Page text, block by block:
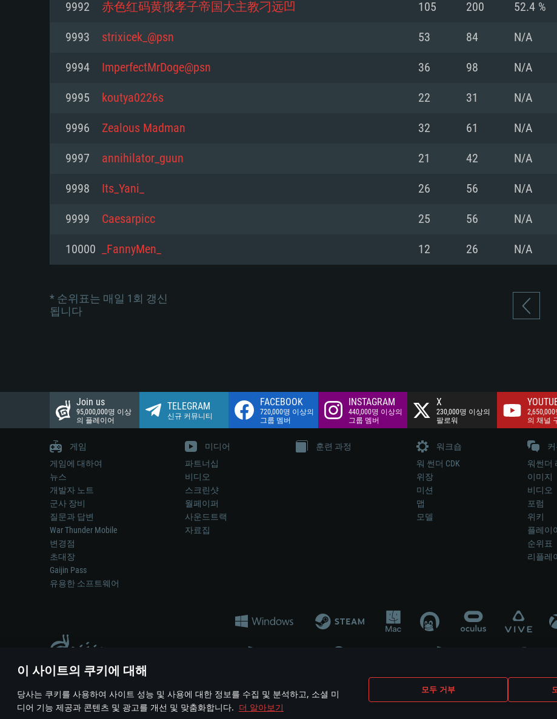
이 사이트의 쿠키에 대해
당사는 쿠키를 사용하여 사이트 성능 및 사용에 대한 정보를 수집 및 분석하고, 소셜 미
디어 기능 제공과 콘텐츠 및 광고를 개선 및 맞춤화합니다. 더 알아보기
모두 거부
프로세서: 2.2 GHz 듀얼코어 이상
메모리: 4GB
그래픽 카드: DirectX 11 이상을 지원하는 AMD
해상도: 720p
네트워크: 브로드밴드 인터넷
여유 저장 공간: 22.1 GB (최소 클라이언트)
프로세서: Intel
메모리: 16 GB 이상
그래픽 카드:
프로세서: 최소 2.2 GHz의 Core i5 (Intel Xeon 은 지
원하지 않습니다)
(Mac), 혹은 이와 비슷한 성능을 가지는 Mac 버전
의 AMD/Nvidia. 최소 해상도: 720p
네트워크: 브로드밴드 인터넷
여유 저장 공간: 22.1 GB (최소 클라이언트)
프로세서: Core i7
상
네트워크: 브로드밴
여유 저장 공간:
프로세서: 2.4 GHz 듀얼코어
메모리: 4 GB
그래픽 카드: Vulkan 을 지원하고, 최신 그래픽 드라
와 동급의 성능을 가지며 최신 그래픽 드라이버를
지원하는 AMD (6개월 미만; 최소사양 지원 해상도
프로세서: Intel Core
메모리: 16 GB
그래픽 카드:
와 동급의 성능을
지원하는 AMD RX
9992 赤色红码黄俄孝子帝国大主教刁远凹 105 200 52.4 %
9993 strixicek_@psn 53 84 N/A
9994 ImperfectMrDoge@psn 36 98 N/A
9995 koutya0226s 22 31 N/A
9996 Zealous Madman 32 61 N/A
9997 annihilator_guun 21 42 N/A
9998 Its_Yani_ 26 56 N/A
9999 Caesarpicc 25 56 N/A
10000 _FannyMen_ 12 26 N/A
* 순위표는 매일 1회 갱신
됩니다
Join us
95,000,000명 이상
의 플레이어
TELEGRAM
신규 커뮤니티
FACEBOOK
720,000명 이상의
그룹 멤버
INSTAGRAM
440,000명 이상의
그룹 멤버
X
230,000명 이상의
팔로워
의 채널
게임
게임에 대하여
뉴스
개발자 노트
군사 장비
질문과 답변
War Thunder Mobile
변경점
초대장
Gaijin Pass
유용한 소프트웨어
미디어
파트너십
비디오
스크린샷
월페이퍼
사운드트랙
자료집
훈련 과정
워크숍
워 썬더 CDK
위장
미션
맵
모델
워썬더
이미지
비디오
포럼
위키
플레이
순위표
리플레
게임 에서 어떠한 현실의 무기나 차량을 묘사하는 것은 무기 개발 업체나 장비 제조 업체가 게임 개발 후원 또는 홍보에 참여하지 않습니다..
© 2011—2026 Gaijin Games Kft. All trademarks, logos and brand names are the property of their respective owners.
이용 약관 이용 약관